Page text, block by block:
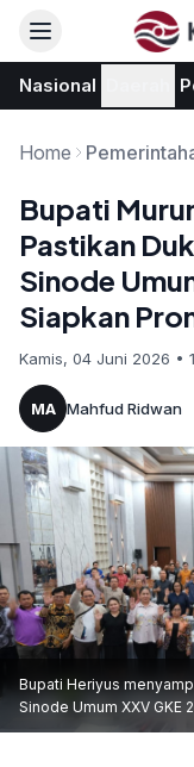
Nasional
Home
Bupati
Pastikan
Sinode
Siapkan
Kamis, 04 Juni 2026 •
MA Mahfud Ridwan
Bupati Heriyus
Sinode Umum XXV GKE